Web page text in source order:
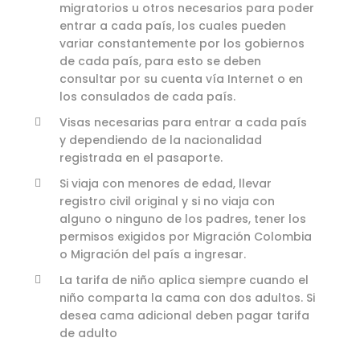
migratorios u otros necesarios para poder
entrar a cada país, los cuales pueden
variar constantemente por los gobiernos
de cada país, para esto se deben
consultar por su cuenta vía Internet o en
los consulados de cada país.
Visas necesarias para entrar a cada país
y dependiendo de la nacionalidad
registrada en el pasaporte.
Si viaja con menores de edad, llevar
registro civil original y si no viaja con
alguno o ninguno de los padres, tener los
permisos exigidos por Migración Colombia
o Migración del país a ingresar.
La tarifa de niño aplica siempre cuando el
niño comparta la cama con dos adultos. Si
desea cama adicional deben pagar tarifa
de adulto